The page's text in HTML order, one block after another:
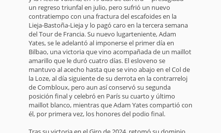
un regreso triunfal en julio, pero sufrió un nuevo
contratiempo con una fractura del escafoides en la
Lieja-Bastoña-Lieja y lo pagó caro en la tercera semana
del Tour de Francia. Su nuevo lugarteniente, Adam
Yates, se le adelantó al imponerse el primer día en
Bilbao, una victoria que vino acompañada de un maillot
amarillo que le duró cuatro días. El esloveno se
mantuvo al acecho hasta que se vino abajo en el Col de
la Loze, al día siguiente de su derrota en la contrarreloj
de Combloux, pero aun así conservó su segunda
posición final y celebró en París su cuarto y último
maillot blanco, mientras que Adam Yates compartió con
él, por primera vez, los honores del podio final.